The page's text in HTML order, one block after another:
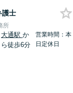
護士
所
大通駅 か
ら徒歩6分
営業時間：本
日定休日